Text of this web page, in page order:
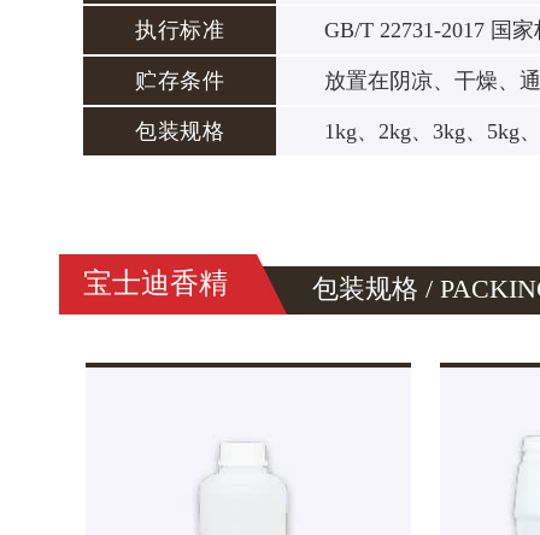
执行标准 GB/T 22731-2017 国
贮存条件 放置在阴凉、干燥、
包装规格 1kg、2kg、3kg、5kg
宝士迪香精 包装规格 /